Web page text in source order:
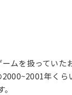
ムを扱っていた
年く